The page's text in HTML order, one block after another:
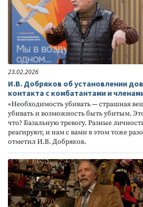
23.02.2026
И.В. Добряков об установлении
контакта с комбатантами и
«Необходимость убивать — страшная
убивать и возможность быть убитым.
что? Базальную тревогу. Разные
реагируют, и нам с вами в этом тоже
отметил И.В. Добряков.